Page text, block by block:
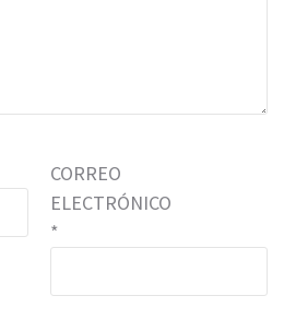
CORREO
ELECTRÓNICO
*